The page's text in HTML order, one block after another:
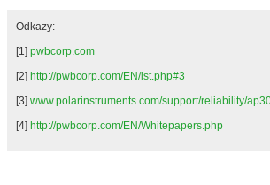
Odkazy:
[1] pwbcorp.com
[2] http://pwbcorp.com/EN/ist.php#3
[3] www.polarinstruments.com/support/reliability/
[4] http://pwbcorp.com/EN/Whitepapers.php